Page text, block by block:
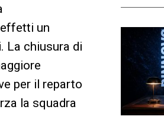
un
La chiusura di
per il reparto
la squadra